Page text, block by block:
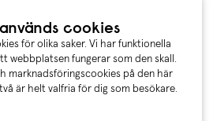
cookies
för olika saker. Vi har funktionella
webbplatsen fungerar som den skall.
marknadsföringscookies på den här
är helt valfria för dig som besökare.
för fler kurser samtidigt?